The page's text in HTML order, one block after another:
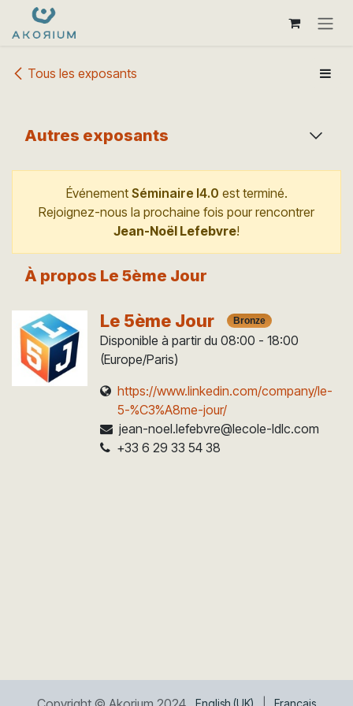
Se rendre au contenu
Tous les exposants
Autres exposants
Événement Séminaire I4.0 est terminé.
Rejoignez-nous la prochaine fois pour rencontrer
Jean-Noël Lefebvre!
À propos Le 5ème Jour
Le 5ème Jour Bronze
Disponible à partir du 08:00 - 18:00
(Europe/Paris)
https://www.linkedin.com/company/le-
5-%C3%A8me-jour/
jean-noel.lefebvre@lecole-ldlc.com
+33 6 29 33 54 38
English (UK) Français